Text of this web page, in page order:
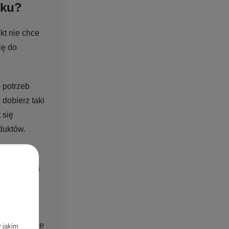
jakim
nie chce
do
dobierz taki
się
na
masaż,
i ponownie